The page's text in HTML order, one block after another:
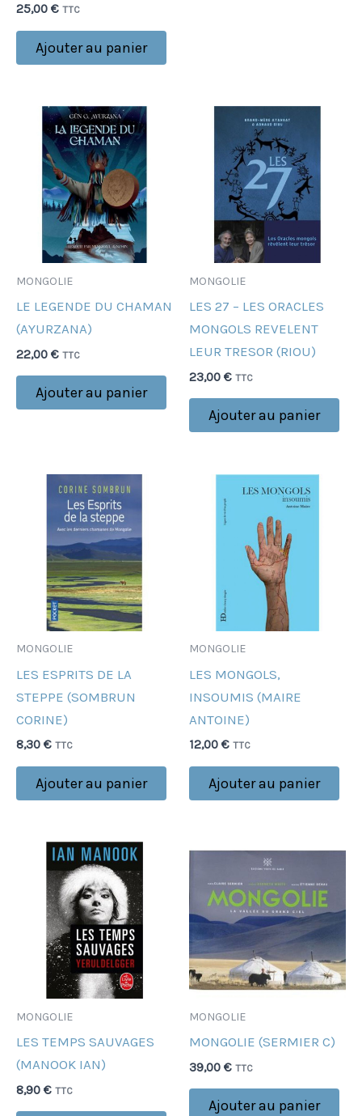
25,00 € TTC
Ajouter au panier
MONGOLIE
LE LEGENDE DU CHAMAN
(AYURZANA)
22,00 € TTC
Ajouter au panier
MONGOLIE
LES 27 – LES ORACLES
MONGOLS REVELENT
LEUR TRESOR (RIOU)
23,00 € TTC
Ajouter au panier
MONGOLIE
LES ESPRITS DE LA
STEPPE (SOMBRUN
CORINE)
8,30 € TTC
Ajouter au panier
MONGOLIE
LES MONGOLS,
INSOUMIS (MAIRE
ANTOINE)
12,00 € TTC
Ajouter au panier
MONGOLIE
LES TEMPS SAUVAGES
(MANOOK IAN)
8,90 € TTC
MONGOLIE
MONGOLIE (SERMIER C)
39,00 € TTC
Ajouter au panier